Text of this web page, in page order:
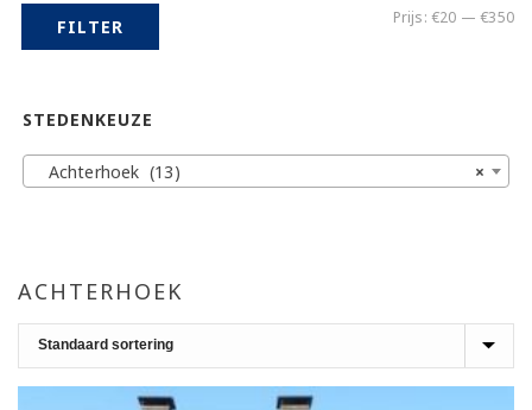
ACHTERHOEK
FILTER Prijs: €20 —€350
STEDENKEUZE
×
Achterhoek (13)